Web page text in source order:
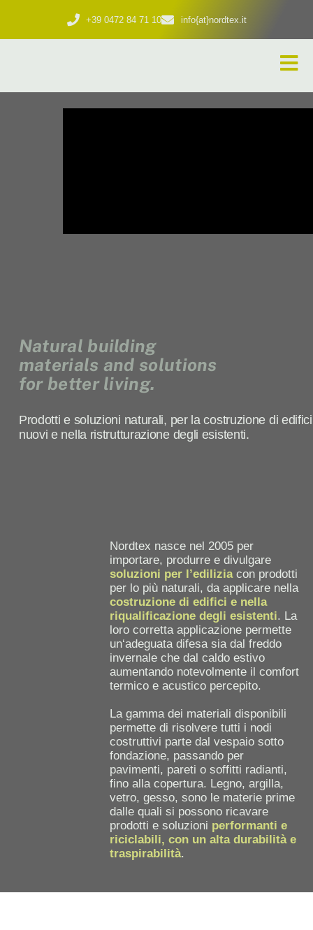
+39 0472 84 71 10 info{at}nordtex.it
Natural building
materials and solutions
for better living.
Prodotti e soluzioni naturali, per la costruzione di edifici
nuovi e nella ristrutturazione degli esistenti.
Nordtex nasce nel 2005 per
importare, produrre e divulgare
soluzioni per l’ediliziacon prodotti
per lo più naturali, da applicare nella
costruzione di edifici e nella
riqualificazione degli esistenti. La
loro corretta applicazione permette
un‘adeguata difesa sia dal freddo
invernale che dal caldo estivo
aumentando notevolmente il comfort
termico e acustico percepito.
La gamma dei materiali disponibili
permette di risolvere tutti i nodi
costruttivi parte dal vespaio sotto
fondazione, passando per
pavimenti, pareti o soffitti radianti,
fino alla copertura. Legno, argilla,
vetro, gesso, sono le materie prime
dalle quali si possono ricavare
prodotti e soluzioni performanti e
riciclabili, con un alta durabilità e
traspirabilità.